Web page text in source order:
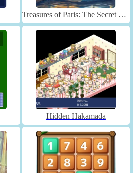
Treasures of Paris: The Secret of Gems - Match 3
Hidden Hakamada